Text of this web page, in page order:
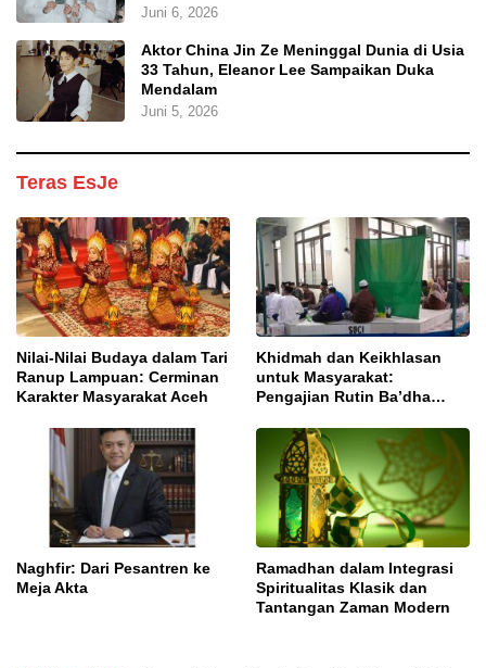
Juni 6, 2026
Aktor China Jin Ze Meninggal Dunia di Usia
33 Tahun, Eleanor Lee Sampaikan Duka
Mendalam
Juni 5, 2026
Teras EsJe
Nilai-Nilai Budaya dalam Tari
Ranup Lampuan: Cerminan
Karakter Masyarakat Aceh
Khidmah dan Keikhlasan
untuk Masyarakat:
Pengajian Rutin Ba’dha
Naghfir: Dari Pesantren ke
Meja Akta
Ramadhan dalam Integrasi
Spiritualitas Klasik dan
Tantangan Zaman Modern